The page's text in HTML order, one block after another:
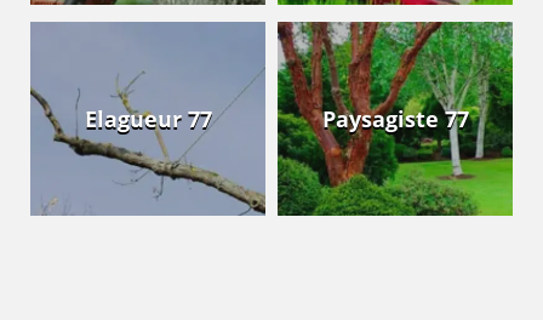
Elagueur 77 Paysagiste 77